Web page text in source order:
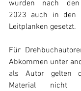
wurden nach den
2023 auch in den
Leitplanken gesetzt.
Für
Abkommen unter
als Autor gelten
Material nicht